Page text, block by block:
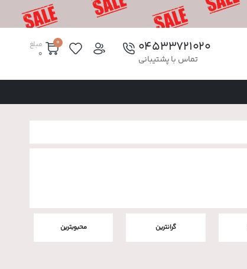
۰۴۵۳۳۷۲۱۰۲۰
تماس با پشتیبانی
مبلغ
0
0
گرانترین محبوبترین